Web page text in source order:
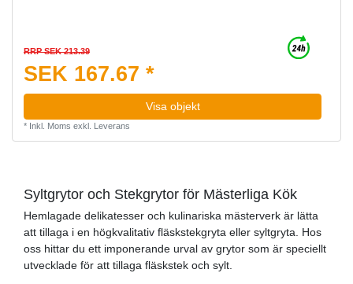
RRP SEK 213.39
SEK 167.67 *
Visa objekt
* Inkl. Moms exkl. Leverans
Syltgrytor och Stekgrytor för Mästerliga Kök
Hemlagade delikatesser och kulinariska mästerverk är lätta
att tillaga i en högkvalitativ fläskstekgryta eller syltgryta. Hos
oss hittar du ett imponerande urval av grytor som är speciellt
utvecklade för att tillaga fläskstek och sylt.